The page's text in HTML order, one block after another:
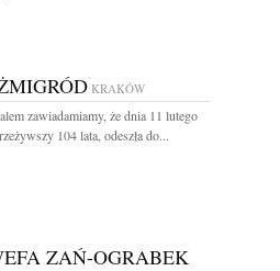
KRAKÓW
zawiadamiamy, że dnia 11 lutego
104 lata, odeszła do...
ZAŃ-OGRABEK